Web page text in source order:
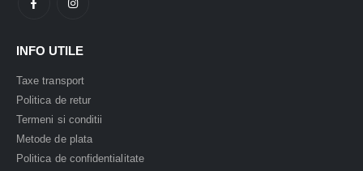
INFO UTILE
Taxe transport
Politica de retur
Termeni si conditii
Metode de plata
Politica de confidentialitate